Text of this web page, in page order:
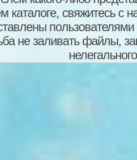
каталоге, свяжитесь
пользователями
не заливать файлы,